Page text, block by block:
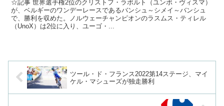
☆記事 世界選手権2位のクリストフ・ラポルト（ユンボ・ヴィスマ）
が、ベルギーのワンデーレースであるバンシュ～シメイ～バンシュ
で、勝利を収めた。ノルウェーチャンピオンのラスムス・ティレル
（UnoX）は2位に入り、ユーゴ・...
ツール・ド・フランス2022第14ステージ、マイ
ケル・マシューズが独走勝利